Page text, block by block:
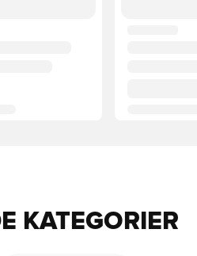
KATEGORIER